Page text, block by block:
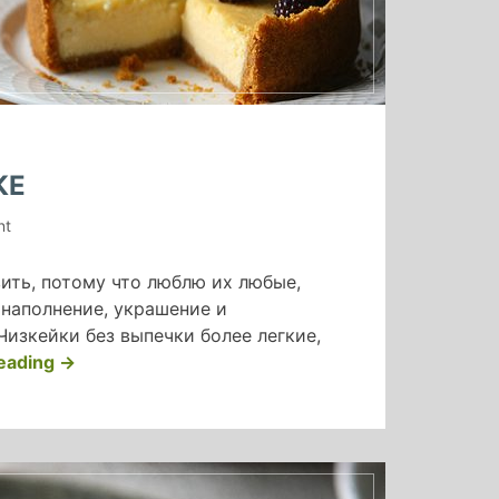
on
в
духовке
потому что люблю их любые,
украшение и
без выпечки более легкие,
«творожный
→